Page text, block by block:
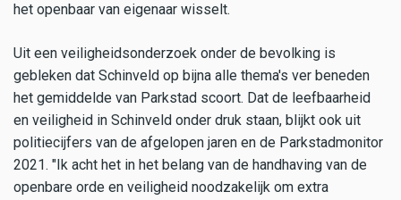
het openbaar van eigenaar wisselt.
Uit een veiligheidsonderzoek onder de bevolking is
gebleken dat Schinveld op bijna alle thema's ver beneden
het gemiddelde van Parkstad scoort. Dat de leefbaarheid
en veiligheid in Schinveld onder druk staan, blijkt ook uit
politiecijfers van de afgelopen jaren en de Parkstadmonitor
2021. "Ik acht het in het belang van de handhaving van de
openbare orde en veiligheid noodzakelijk om extra